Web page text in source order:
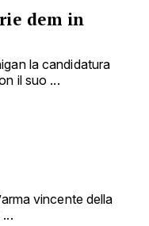
dem in
la candidatura
il suo ...
vincente della